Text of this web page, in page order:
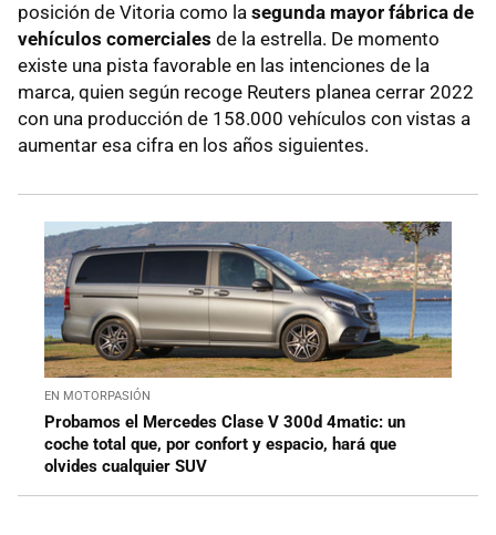
posición de Vitoria como la segunda mayor fábrica de
vehículos comerciales de la estrella. De momento
existe una pista favorable en las intenciones de la
marca, quien según recoge Reuters planea cerrar 2022
con una producción de 158.000 vehículos con vistas a
aumentar esa cifra en los años siguientes.
EN MOTORPASIÓN
Probamos el Mercedes Clase V 300d 4matic: un
coche total que, por confort y espacio, hará que
olvides cualquier SUV